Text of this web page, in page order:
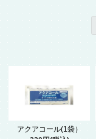
アクアコール(1袋）